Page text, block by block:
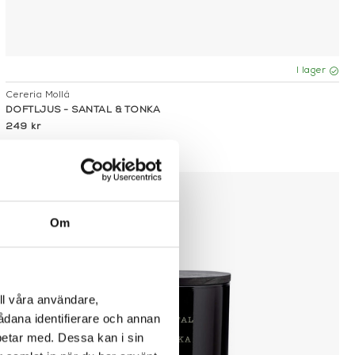
Om
våra användare,
identifierare och annan
med. Dessa kan i sin
I lager
Cereria Mollá
DOFTLJUS - SANTAL & TONKA
249 kr